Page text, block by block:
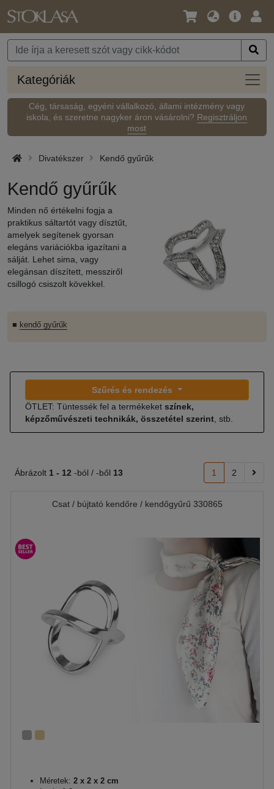
Nyelv
Pénznem
Fő
Kategóriák
Cég, társaság, egyéni vállalkozó, állami intézmény vagy
iskola, és szeretne nagyker áron vásárolni? Regisztráljon
most
Divatékszer Kendő gyűrűk
Kendő gyűrűk
Minden nő értékelni fogja a
praktikus sáltartót vagy dísztűt,
amelyek segítenek gyorsan
elegáns variációkba igazítani a
sálját. Lehet sima, vagy
elegánsan díszített, messziről
csillogó csiszolt kövekkel.
■ kendő gyűrűk
Szűrés és rendezés
ÖTLET: Tüntessék fel a termékeket színek,
képzőművészeti technikák, összetétel szerint , stb.
Ábrázolt 1 - 12 -ból / -ből 13 1 2
Csat / bújtató kendőre / kendőgyűrű 330865
Méretek: 2 x 2 x 2 cm